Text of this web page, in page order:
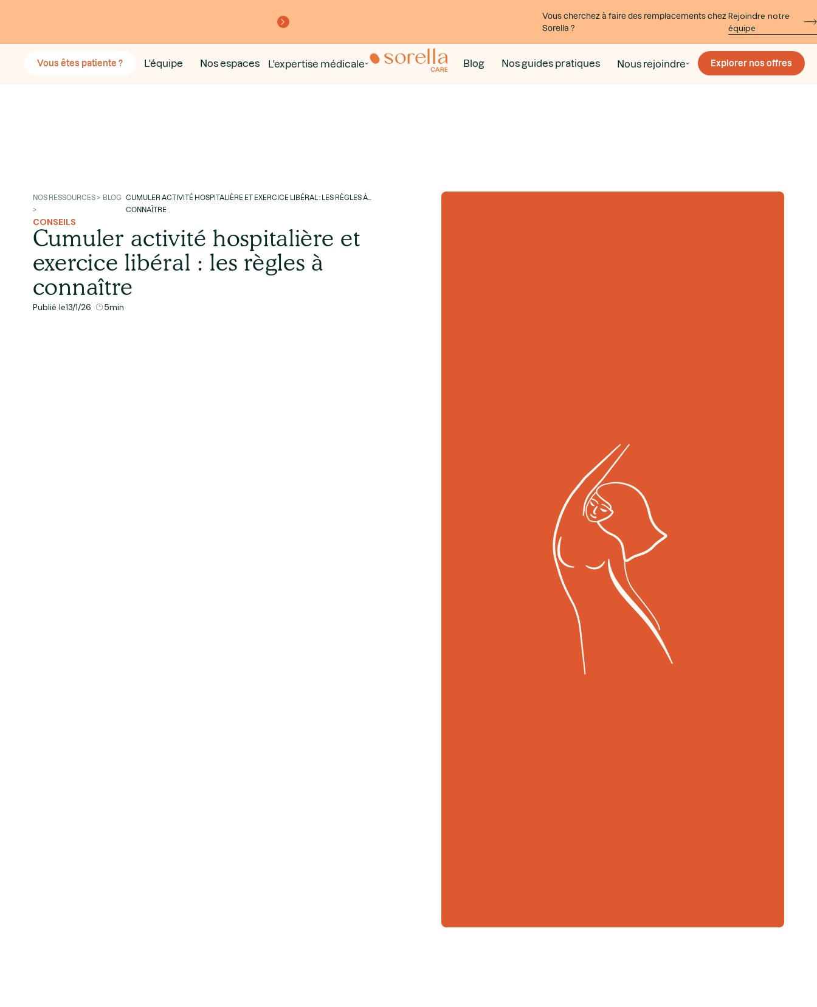
Vous cherchez à faire des remplacements chez
Sorella ?
Rejoindre notre
équipe
Vous êtes patiente ? L'équipe Nos espaces L'expertise médicale Blog Nos guides pratiques Nous rejoindre Explorer nos offres
NOS RESSOURCES > BLOG
>
CUMULER ACTIVITÉ HOSPITALIÈRE ET EXERCICE LIBÉRAL : LES RÈGLES À
CONNAÎTRE
CONSEILS
Cumuler activité hospitalière et
exercice libéral : les règles à
connaître
Publié le13/1/26 5min